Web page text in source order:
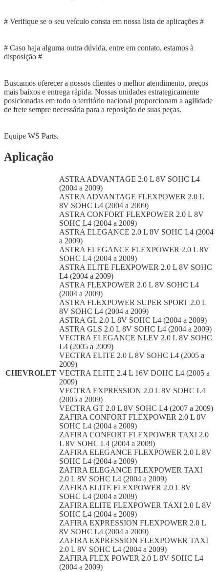
# Verifique se o seu veículo consta em nossa lista de aplicações #
# Caso haja alguma outra dúvida, entre em contato, estamos à
disposição #
Buscamos oferecer a nossos clientes o melhor atendimento, preços
mais baixos e entrega rápida. Nossas unidades estrategicamente
posicionadas em todo o território nacional proporcionam a agilidade
de frete sempre necessária para a reposição de suas peças.
Equipe WS Parts.
Aplicação
CHEVROLET
ASTRA ADVANTAGE 2.0 L 8V SOHC L4
(2004 a 2009)
ASTRA ADVANTAGE FLEXPOWER 2.0 L
8V SOHC L4 (2004 a 2009)
ASTRA CONFORT FLEXPOWER 2.0 L 8V
SOHC L4 (2004 a 2009)
ASTRA ELEGANCE 2.0 L 8V SOHC L4 (2004
a 2009)
ASTRA ELEGANCE FLEXPOWER 2.0 L 8V
SOHC L4 (2004 a 2009)
ASTRA ELITE FLEXPOWER 2.0 L 8V SOHC
L4 (2004 a 2009)
ASTRA FLEXPOWER 2.0 L 8V SOHC L4
(2004 a 2009)
ASTRA FLEXPOWER SUPER SPORT 2.0 L
8V SOHC L4 (2004 a 2009)
ASTRA GL 2.0 L 8V SOHC L4 (2004 a 2009)
ASTRA GLS 2.0 L 8V SOHC L4 (2004 a 2009)
VECTRA ELEGANCE NLEV 2.0 L 8V SOHC
L4 (2005 a 2009)
VECTRA ELITE 2.0 L 8V SOHC L4 (2005 a
2009)
VECTRA ELITE 2.4 L 16V DOHC L4 (2005 a
2009)
VECTRA EXPRESSION 2.0 L 8V SOHC L4
(2005 a 2009)
VECTRA GT 2.0 L 8V SOHC L4 (2007 a 2009)
ZAFIRA CONFORT FLEXPOWER 2.0 L 8V
SOHC L4 (2004 a 2009)
ZAFIRA CONFORT FLEXPOWER TAXI 2.0
L 8V SOHC L4 (2004 a 2009)
ZAFIRA ELEGANCE FLEXPOWER 2.0 L 8V
SOHC L4 (2004 a 2009)
ZAFIRA ELEGANCE FLEXPOWER TAXI
2.0 L 8V SOHC L4 (2004 a 2009)
ZAFIRA ELITE FLEXPOWER 2.0 L 8V
SOHC L4 (2004 a 2009)
ZAFIRA ELITE FLEXPOWER TAXI 2.0 L 8V
SOHC L4 (2004 a 2009)
ZAFIRA EXPRESSION FLEXPOWER 2.0 L
8V SOHC L4 (2004 a 2009)
ZAFIRA EXPRESSION FLEXPOWER TAXI
2.0 L 8V SOHC L4 (2004 a 2009)
ZAFIRA FLEX POWER 2.0 L 8V SOHC L4
(2004 a 2009)